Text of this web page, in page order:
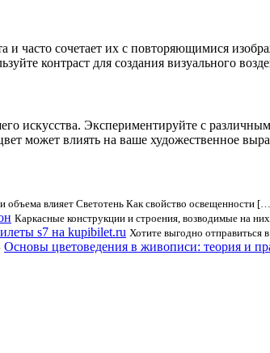
и часто сочетает их с повторяющимися
контраст для создания визуального
искусства. Экспериментируйте с
может влиять на ваше художественное
объема влияет Светотень Как свойство освещенности
Каркасные конструкции и строения, возводимые на
s7 на kupibilet.ru Хотите выгодно отправиться
Основы цветоведения в живописи: теория и